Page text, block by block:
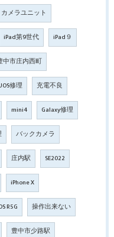
カメラユニット
iPad第9世代 iPad９
中市庄内西町
修理 充電不良
mini4 Galaxy修理
バックカメラ
庄内駅 SE2022
iPhone X
R5G 操作出来ない
豊中市少路駅